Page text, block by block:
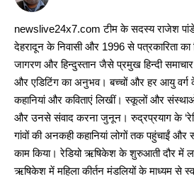
newslive24x7.com टीम के सदस्य राजेश
देहरादून के निवासी और 1996 से पत्रकारिता
जागरण और हिन्दुस्तान जैसे प्रमुख हिन्दी समाचार
और एडिटिंग का अनुभव। बच्चों और हर आयु
कहानियां और कविताएं लिखीं। स्कूलों और संस्थाओं
और उनसे संवाद करना जुनून। रुद्रप्रयाग के
गांवों की अनकही कहानियां लोगों तक पहुंचाईं
काम किया। रेडियो ऋषिकेश के शुरुआती दौर में
ऋषिकेश में महिला कीर्तन मंडलियों के माध्यम से